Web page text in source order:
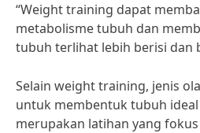
“Weight training dapat
metabolisme tubuh dan
tubuh terlihat lebih berisi dan
Selain weight training, jenis
untuk membentuk tubuh
merupakan latihan yang